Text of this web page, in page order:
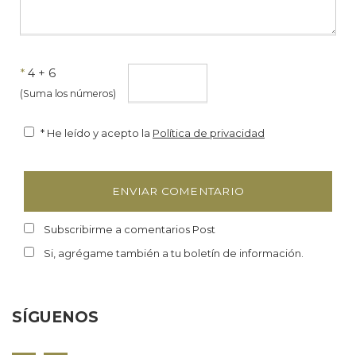
* 4 + 6
(Suma los números)
* He leído y acepto la Política de privacidad
Subscribirme a comentarios Post
Si, agrégame también a tu boletín de información.
SÍGUENOS